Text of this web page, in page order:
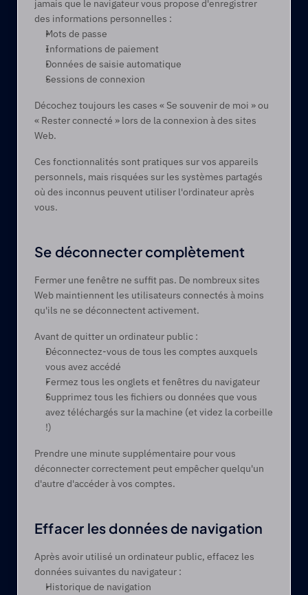
jamais que le navigateur vous propose d'enregistrer
des informations personnelles :
Mots de passe
Informations de paiement
Données de saisie automatique
Sessions de connexion
Décochez toujours les cases « Se souvenir de moi » ou
« Rester connecté » lors de la connexion à des sites
Web.
Ces fonctionnalités sont pratiques sur vos appareils
personnels, mais risquées sur les systèmes partagés
où des inconnus peuvent utiliser l'ordinateur après
vous.
Se déconnecter complètement
Fermer une fenêtre ne suffit pas. De nombreux sites
Web maintiennent les utilisateurs connectés à moins
qu'ils ne se déconnectent activement.
Avant de quitter un ordinateur public :
Déconnectez-vous de tous les comptes auxquels
vous avez accédé
Fermez tous les onglets et fenêtres du navigateur
Supprimez tous les fichiers ou données que vous
avez téléchargés sur la machine (et videz la corbeille
!)
Prendre une minute supplémentaire pour vous
déconnecter correctement peut empêcher quelqu'un
d'autre d'accéder à vos comptes.
Effacer les données de navigation
Après avoir utilisé un ordinateur public, effacez les
données suivantes du navigateur :
Historique de navigation